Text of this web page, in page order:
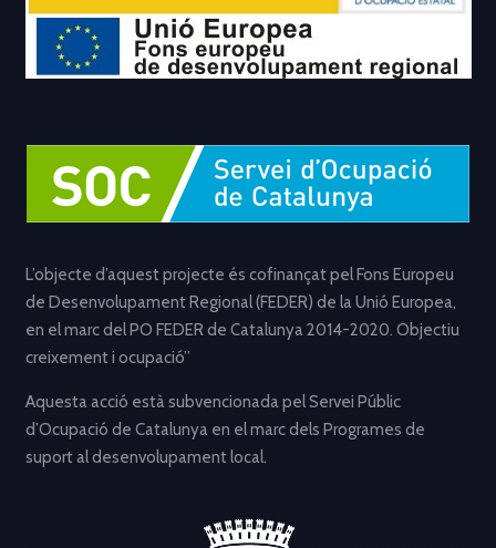
L’objecte d’aquest projecte és cofinançat pel Fons Europeu
de Desenvolupament Regional (FEDER) de la Unió Europea,
en el marc del PO FEDER de Catalunya 2014-2020. Objectiu
creixement i ocupació”
Aquesta acció està subvencionada pel Servei Públic
d’Ocupació de Catalunya en el marc dels Programes de
suport al desenvolupament local.